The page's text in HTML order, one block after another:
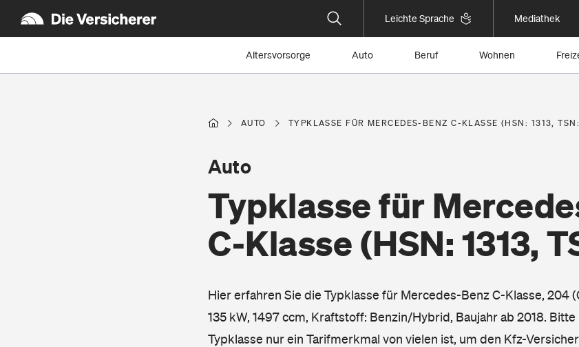
Leichte Sprache Mediathek
Altersvorsorge Auto Beruf Wohnen
AUTO TYPKLASSE FÜR MERCEDES-BENZ C-KLASSE (HSN: 1313,
Typklasse für
C-Klasse (HSN: 1313,
Auto
Hier erfahren Sie die Typklasse für Mercedes-Benz C-Klasse, 204
135 kW, 1497 ccm, Kraftstoff: Benzin/Hybrid, Baujahr ab 2018.
Typklasse nur ein Tarifmerkmal von vielen ist, um den Kfz-